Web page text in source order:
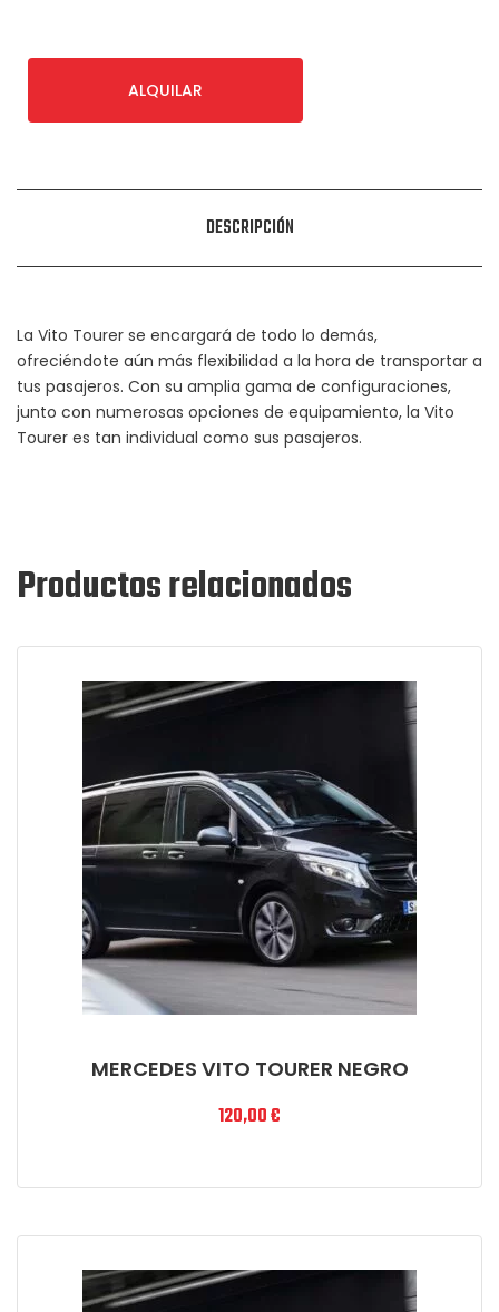
ALQUILAR
DESCRIPCIÓN
La Vito Tourer se encargará de todo lo demás,
ofreciéndote aún más flexibilidad a la hora de transportar a
tus pasajeros. Con su amplia gama de configuraciones,
junto con numerosas opciones de equipamiento, la Vito
Tourer es tan individual como sus pasajeros.
Productos relacionados
MERCEDES VITO TOURER NEGRO
120,00€